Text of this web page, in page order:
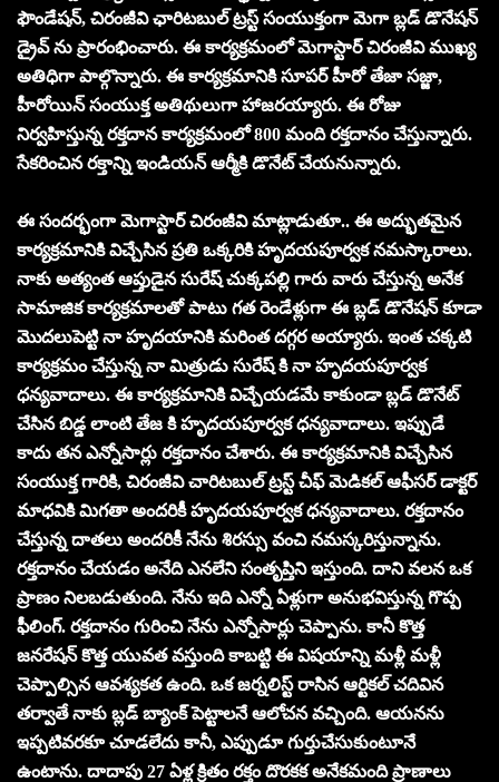
ఫౌండేషన్, చిరంజీవి ఛారిటబుల్ ట్రస్ట్ సంయుక్తంగా మెగా బ్లడ్ డొనేషన్
డ్రైవ్ ను ప్రారంభించారు. ఈ కార్యక్రమంలో మెగాస్టార్ చిరంజీవి ముఖ్య
అతిధిగా పాల్గొన్నారు. ఈ కార్యక్రమానికి సూపర్ హీరో తేజా సజ్జా,
హీరోయిన్ సంయుక్త అతిథులుగా హాజరయ్యారు. ఈ రోజు
నిర్వహిస్తున్న రక్తదాన కార్యక్రమంలో 800 మంది రక్తదానం చేస్తున్నారు.
సేకరించిన రక్తాన్ని ఇండియన్ ఆర్మీకి డొనేట్ చేయనున్నారు.
ఈ సందర్భంగా మెగాస్టార్ చిరంజీవి మాట్లాడుతూ.. ఈ అద్భుతమైన
కార్యక్రమానికి విచ్చేసిన ప్రతి ఒక్కరికి హృదయపూర్వక నమస్కారాలు.
నాకు అత్యంత ఆప్తుడైన సురేష్ చుక్కపల్లి గారు వారు చేస్తున్న అనేక
సామాజిక కార్యక్రమాలతో పాటు గత రెండేళ్లుగా ఈ బ్లడ్ డొనేషన్ కూడా
మొదలుపెట్టి నా హృదయానికి మరింత దగ్గర అయ్యారు. ఇంత చక్కటి
కార్యక్రమం చేస్తున్న నా మిత్రుడు సురేష్ కి నా హృదయపూర్వక
ధన్యవాదాలు. ఈ కార్యక్రమానికి విచ్చేయడమే కాకుండా బ్లడ్ డొనేట్
చేసిన బిడ్డ లాంటి తేజ కి హృదయపూర్వక ధన్యవాదాలు. ఇప్పుడే
కాదు తన ఎన్నోసార్లు రక్తదానం చేశారు. ఈ కార్యక్రమానికి విచ్చేసిన
సంయుక్త గారికి, చిరంజీవి చారిటబుల్ ట్రస్ట్ చీఫ్ మెడికల్ ఆఫీసర్ డాక్టర్
మాధవికి మిగతా అందరికీ హృదయపూర్వక ధన్యవాదాలు. రక్తదానం
చేస్తున్న దాతలు అందరికీ నేను శిరస్సు వంచి నమస్కరిస్తున్నాను.
రక్తదానం చేయడం అనేది ఎనలేని సంతృప్తిని ఇస్తుంది. దాని వలన ఒక
ప్రాణం నిలబడుతుంది. నేను ఇది ఎన్నో ఏళ్లుగా అనుభవిస్తున్న గొప్ప
ఫీలింగ్. రక్తదానం గురించి నేను ఎన్నోసార్లు చెప్పాను. కానీ కొత్త
జనరేషన్ కొత్త యువత వస్తుంది కాబట్టి ఈ విషయాన్ని మళ్లీ మళ్లీ
చెప్పాల్సిన ఆవశ్యకత ఉంది. ఒక జర్నలిస్ట్‌ రాసిన ఆర్టికల్‌ చదివిన
తర్వాతే నాకు బ్లడ్‌ బ్యాంక్‌ పెట్టాలనే ఆలోచన వచ్చింది. ఆయనను
ఇప్పటివరకూ చూడలేదు కానీ, ఎప్పుడూ గుర్తుచేసుకుంటూనే
ఉంటాను. దాదాపు 27 ఏళ్ల క్రితం రక్తం దొరకక అనేకమంది ప్రాణాలు